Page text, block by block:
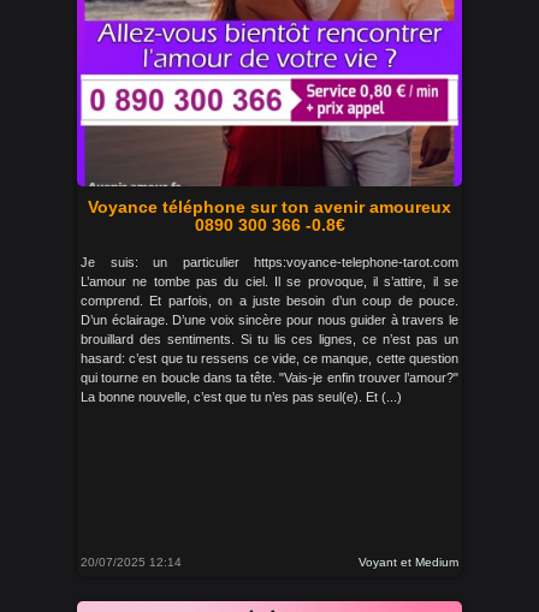
Voyance téléphone sur ton avenir amoureux
0890 300 366 -0.8€
Je suis: un particulier https:voyance-telephone-tarot.com
L’amour ne tombe pas du ciel. Il se provoque, il s’attire, il se
comprend. Et parfois, on a juste besoin d’un coup de pouce.
D’un éclairage. D’une voix sincère pour nous guider à travers le
brouillard des sentiments. Si tu lis ces lignes, ce n’est pas un
hasard: c’est que tu ressens ce vide, ce manque, cette question
qui tourne en boucle dans ta tête. "Vais-je enfin trouver l’amour?"
La bonne nouvelle, c’est que tu n’es pas seul(e). Et (...)
20/07/2025 12:14 Voyant et Medium